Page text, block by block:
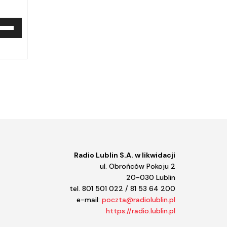
Radio Lublin S.A. w likwidacji
ul. Obrońców Pokoju 2
20-030 Lublin
tel. 801 501 022 / 81 53 64 200
e-mail: poczta@radiolublin.pl
https://radio.lublin.pl